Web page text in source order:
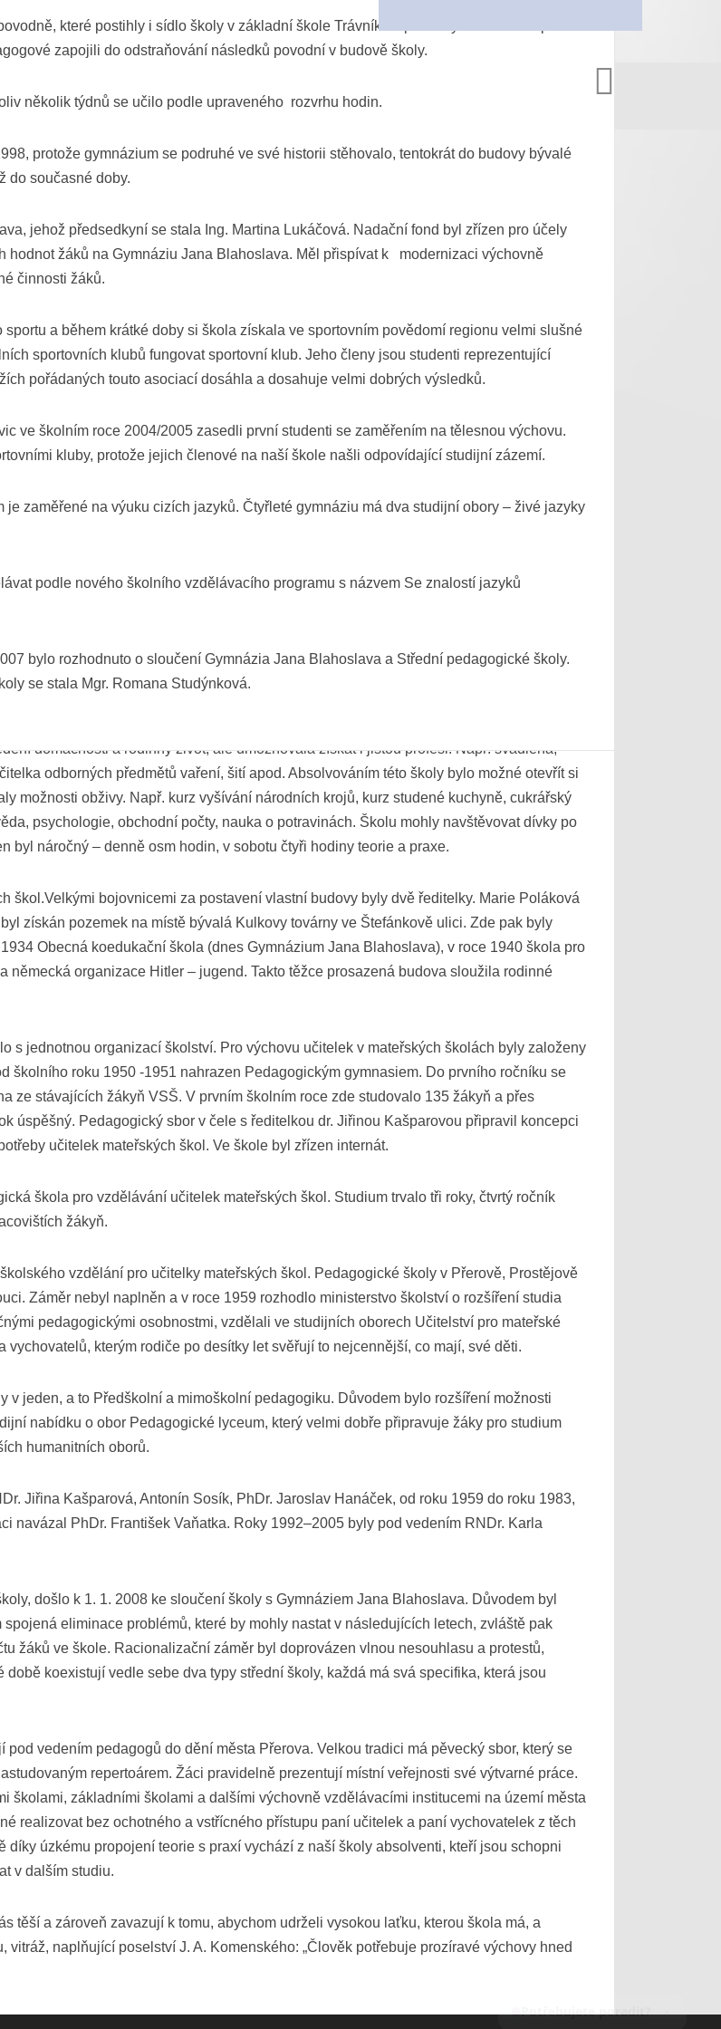
osobní svoboda studentek, důraz byl kladen na nenucené chování, samostatnost a
a soukromníci. Všem záleželo na rozmanitosti školství ve městě a okolí.
osnovy, důraz byl kladen na hru na hudební nástroj, zejména housle. Velký důraz byl
1923, kdy byli přijímáni i chlapci, Koedukačním učitelským ústavem. Následovalo
přemístěna do Znojma. Bylo to především politické rozhodnutí, Znojemsko byla
kteří tento ústav vysoce pozvedli a na které se s úctou vzpomíná. Filosof dr. Jiljí
dějepisu a zeměpisu Fiedlerová. U přerovské kulturní veřejnosti byli známi
vedl v Přerově pěvecký sbor Sokol. Další, jako profesor Kovanda, hudební skladatel
Vaněk, zapojovali do hudebního života města samozřejmě i studenty učitelského
řadu budoucích vzorných učitelů, inspektorů a vlasteneckých odbojových pracovníků.
učitelka tu působila i Pavla Křičková, sestra bří Křičků.
domácnosti a rodinný život, ale umožňovala získat i jistou profesi. Např. švadlena,
odborných předmětů vaření, šití apod. Absolvováním této školy bylo možné otevřít si
možnosti obživy. Např. kurz vyšívání národních krojů, kurz studené kuchyně, cukrářský
psychologie, obchodní počty, nauka o potravinách. Školu mohly navštěvovat dívky po
byl náročný – denně osm hodin, v sobotu čtyři hodiny teorie a praxe.
škol.Velkými bojovnicemi za postavení vlastní budovy byly dvě ředitelky. Marie Poláková
získán pozemek na místě bývalá Kulkovy továrny ve Štefánkově ulici. Zde pak byly
Obecná koedukační škola (dnes Gymnázium Jana Blahoslava), v roce 1940 škola pro
německá organizace Hitler – jugend. Takto těžce prosazená budova sloužila rodinné
s jednotnou organizací školství. Pro výchovu učitelek v mateřských školách byly založeny
školního roku 1950 -1951 nahrazen Pedagogickým gymnasiem. Do prvního ročníku se
ze stávajících žákyň VSŠ. V prvním školním roce zde studovalo 135 žákyň a přes
úspěšný. Pedagogický sbor v čele s ředitelkou dr. Jiřinou Kašparovou připravil koncepci
učitelek mateřských škol. Ve škole byl zřízen internát.
škola pro vzdělávání učitelek mateřských škol. Studium trvalo tři roky, čtvrtý ročník
žákyň.
vzdělání pro učitelky mateřských škol. Pedagogické školy v Přerově, Prostějově
Záměr nebyl naplněn a v roce 1959 rozhodlo ministerstvo školství o rozšíření studia
pedagogickými osobnostmi, vzdělali ve studijních oborech Učitelství pro mateřské
kterým rodiče po desítky let svěřují to nejcennější, co mají, své děti.
v jeden, a to Předškolní a mimoškolní pedagogiku. Důvodem bylo rozšíření možnosti
nabídku o obor Pedagogické lyceum, který velmi dobře připravuje žáky pro studium
humanitních oborů.
Jiřina Kašparová, Antonín Sosík, PhDr. Jaroslav Hanáček, od roku 1959 do roku 1983,
navázal PhDr. František Vaňatka. Roky 1992–2005 byly pod vedením RNDr. Karla
došlo k 1. 1. 2008 ke sloučení školy s Gymnáziem Jana Blahoslava. Důvodem byl
eliminace problémů, které by mohly nastat v následujících letech, zvláště pak
žáků ve škole. Racionalizační záměr byl doprovázen vlnou nesouhlasu a protestů,
koexistují vedle sebe dva typy střední školy, každá má svá specifika, která jsou
vedením pedagogů do dění města Přerova. Velkou tradici má pěvecký sbor, který se
repertoárem. Žáci pravidelně prezentují místní veřejnosti své výtvarné práce.
školami, základními školami a dalšími výchovně vzdělávacími institucemi na území města
realizovat bez ochotného a vstřícného přístupu paní učitelek a paní vychovatelek z těch
úzkému propojení teorie s praxí vychází z naší školy absolventi, kteří jsou schopni
v dalším studiu.
těší a zároveň zavazují k tomu, abychom udrželi vysokou laťku, kterou škola má, a
naplňující poselství J. A. Komenského: „Člověk potřebuje prozíravé výchovy hned
které postihly i sídlo školy v základní škole Trávník a způsobily řadu škod a potíží
zapojili do odstraňování následků povodní v budově školy.
několik týdnů se učilo podle upraveného rozvrhu hodin.
protože gymnázium se podruhé ve své historii stěhovalo, tentokrát do budovy bývalé
do současné doby.
jehož předsedkyní se stala Ing. Martina Lukáčová. Nadační fond byl zřízen pro účely
hodnot žáků na Gymnáziu Jana Blahoslava. Měl přispívat k modernizaci výchovně
činnosti žáků.
a během krátké doby si škola získala ve sportovním povědomí regionu velmi slušné
sportovních klubů fungovat sportovní klub. Jeho členy jsou studenti reprezentující
pořádaných touto asociací dosáhla a dosahuje velmi dobrých výsledků.
ve školním roce 2004/2005 zasedli první studenti se zaměřením na tělesnou výchovu.
kluby, protože jejich členové na naší škole našli odpovídající studijní zázemí.
zaměřené na výuku cizích jazyků. Čtyřleté gymnáziu má dva studijní obory – živé jazyky
podle nového školního vzdělávacího programu s názvem Se znalostí jazyků
bylo rozhodnuto o sloučení Gymnázia Jana Blahoslava a Střední pedagogické školy.
se stala Mgr. Romana Studýnková.